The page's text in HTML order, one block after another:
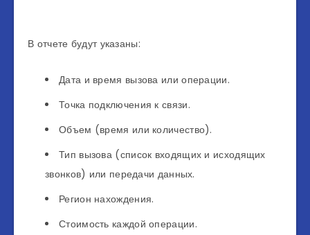
В отчете будут указаны:
Дата и время вызова или операции.
Точка подключения к связи.
Объем (время или количество).
Тип вызова (список входящих и исходящих
звонков) или передачи данных.
Регион нахождения.
Стоимость каждой операции.